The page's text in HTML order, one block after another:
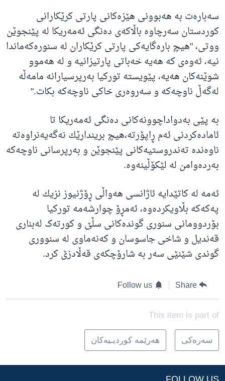
سەبارەت بە هەبوونی هێزەكانی پارتی كرێكارانی
كوردستان سەرچاوە باڵاكەی دەنگی ئەمەریكا لە پێنجوێن
ووتی، "هیچ بارەگایەكی پارتی كرێكاران لە سنورەكەماندا
نیە، ئەوەی كە هەیە خەباتی پارتیزانیە و لە هەموو
شوێنەكان هەیە، پێویستە توركیا بەرپرسیارانە مامەڵە
لەگەڵ ناوچەكە و سەروەری خاكی ناوچەكە بكات."
بە پێی بەدواداچوونەكانی دەنگی ئەمەریكا تا
ئامادەكردنی ئەم ڕاپۆرتە،هیچ بریندارێك نەگەیەنراوەتە
ناوەندە تەندروستیەكانی پێنجوێن و بەرپرسانی ناوچەکە
بەردەوامن لە لێکۆڵینەوە.
ئەمە لە کاتێدایە ئاژانسی هەواڵی ڕۆژنیوز نزیك لە
پەکەکە بڵاویكردەوە، ئەمڕۆ چوارشەمە توركیا
بۆردوومانی سنوری گوندەكانی سڵێ و کورتەک لەبناری
قەندیل و شاخی جاسوسان و کەنەماوی لە سنووری
گوندی شێنێی سەر بە شارۆچکەی قەڵادزێ کرد.
Share
Follow us
This item is part of
سه‌ره‌کی هه‌رێمه‌ کوردیـیه‌کان
FOLLOW US